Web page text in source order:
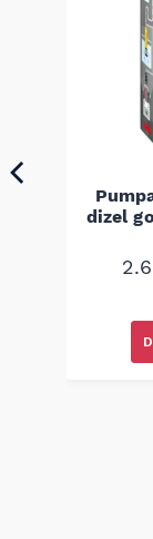
dizel